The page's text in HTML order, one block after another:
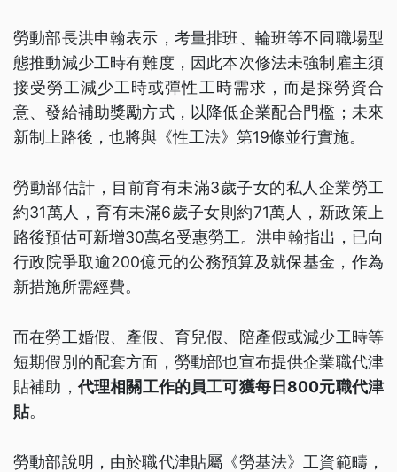
勞動部長洪申翰表示，考量排班、輪班等不同職場型
態推動減少工時有難度，因此本次修法未強制雇主須
接受勞工減少工時或彈性工時需求，而是採勞資合
意、發給補助獎勵方式，以降低企業配合門檻；未來
新制上路後，也將與《性工法》第19條並行實施。
勞動部估計，目前育有未滿3歲子女的私人企業勞工
約31萬人，育有未滿6歲子女則約71萬人，新政策上
路後預估可新增30萬名受惠勞工。洪申翰指出，已向
行政院爭取逾200億元的公務預算及就保基金，作為
新措施所需經費。
而在勞工婚假、產假、育兒假、陪產假或減少工時等
短期假別的配套方面，勞動部也宣布提供企業職代津
貼補助，代理相關工作的員工可獲每日800元職代津
貼。
勞動部說明，由於職代津貼屬《勞基法》工資範疇，